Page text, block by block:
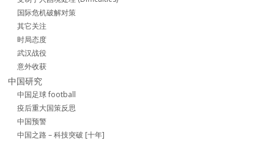
国际危机破解对策
其它关注
时局态度
武汉战役
意外收获
中国研究
中国足球 football
疫后重大国策反思
中国预警
中国之路 – 科技突破 [十年]